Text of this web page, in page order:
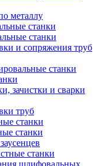
металлу
станки
станки
и сопряжения труб
станки
зачистки и сварки
труб
станки
станки
станки
шлифовальных